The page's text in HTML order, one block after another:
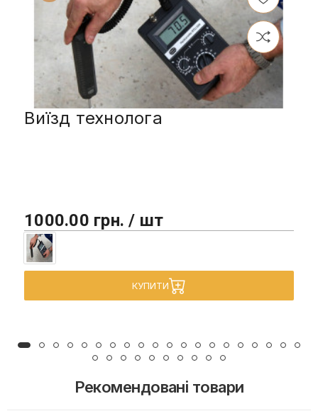
Виїзд технолога
1000.00 грн. / шт
КУПИТИ
Рекомендовані товари